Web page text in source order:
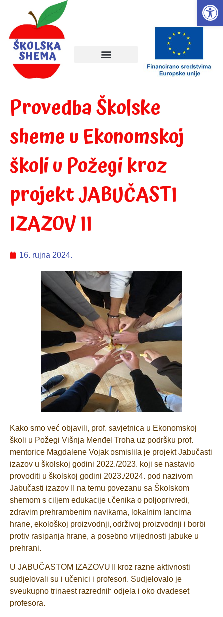
Provedba Školske
sheme u Ekonomskoj
školi u Požegi kroz
projekt JABUČASTI
IZAZOV II
16. rujna 2024.
Kako smo već objavili, prof. savjetnica u Ekonomskoj
školi u Požegi Višnja Menđel Troha uz podršku prof.
mentorice Magdalene Vojak osmislila je projekt Jabučasti
izazov u školskoj godini 2022./2023. koji se nastavio
provoditi u školskoj godini 2023./2024. pod nazivom
Jabučasti izazov II na temu povezanu sa Školskom
shemom s ciljem edukacije učenika o poljoprivredi,
zdravim prehrambenim navikama, lokalnim lancima
hrane, ekološkoj proizvodnji, održivoj proizvodnji i borbi
protiv rasipanja hrane, a posebno vrijednosti jabuke u
prehrani.
U JABUČASTOM IZAZOVU II kroz razne aktivnosti
sudjelovali su i učenici i profesori. Sudjelovalo je
sveukupno trinaest razrednih odjela i oko dvadeset
profesora.